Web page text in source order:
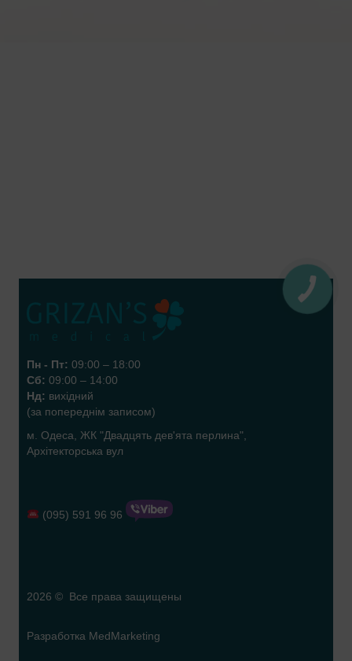
Пн - Пт: 09:00 – 18:00
Сб: 09:00 – 14:00
Нд: вихідний
(за попереднім записом)
м. Одеса, ЖК "Двадцять дев'ята перлина",
Архітекторська вул
(095) 591 96 96
2026 © Все права защищены
Разработка MedMarketing